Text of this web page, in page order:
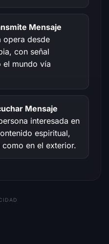
Mensaje
opera desde
con señal
el mundo vía
Mensaje
interesada en
espiritual,
en el exterior.